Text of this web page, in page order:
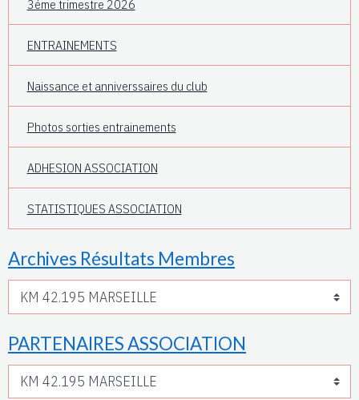
3éme trimestre 2026
ENTRAINEMENTS
Naissance et anniverssaires du club
Photos sorties entrainements
ADHESION ASSOCIATION
STATISTIQUES ASSOCIATION
Archives Résultats Membres
PARTENAIRES ASSOCIATION